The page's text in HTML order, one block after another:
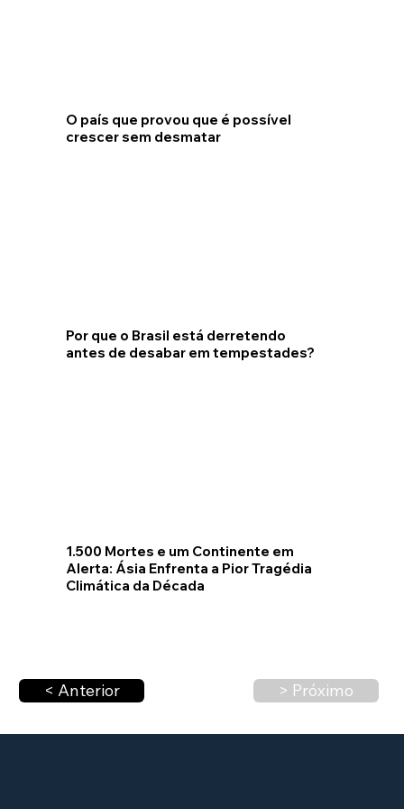
O país que provou que é possível
crescer sem desmatar
Por que o Brasil está derretendo
antes de desabar em tempestades?
1.500 Mortes e um Continente em
Alerta: Ásia Enfrenta a Pior Tragédia
Climática da Década
> Próximo
< Anterior